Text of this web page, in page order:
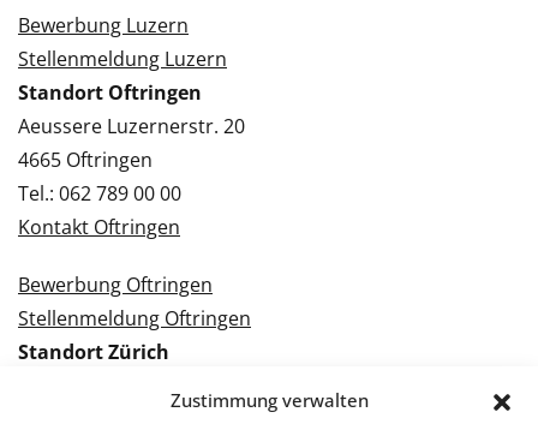
Zustimmung verwalten
Bewerbung Luzern
Stellenmeldung Luzern
Standort Oftringen
Aeussere Luzernerstr. 20
4665 Oftringen
Tel.: 062 789 00 00
Kontakt Oftringen
Bewerbung Oftringen
Stellenmeldung Oftringen
Standort Zürich